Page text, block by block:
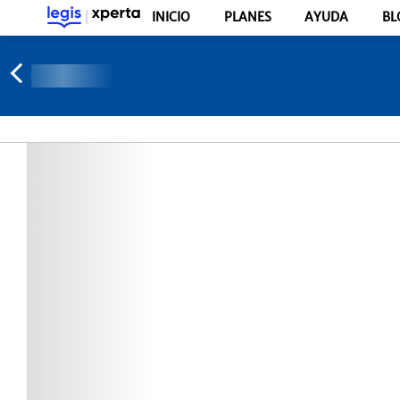
INICIO PLANES AYUDA